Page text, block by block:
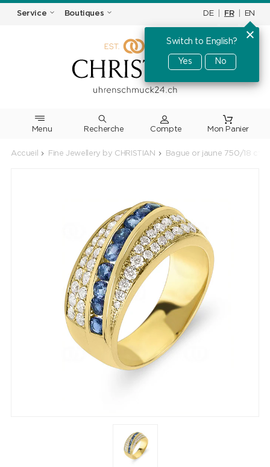
Service Boutiques DE FR EN
Switch to English?
Yes No
Menu Recherche
Accueil Fine Jewellery by CHRISTIAN Bague or jaune 750/18 ct